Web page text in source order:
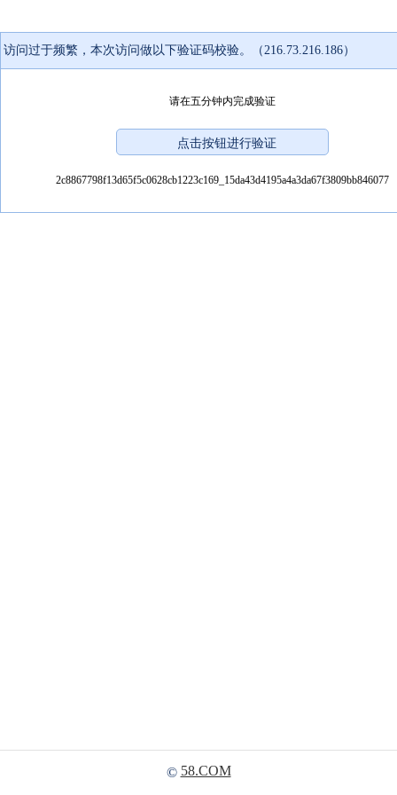
访问过于频繁，本次访问做以下验证码校验。（216.73.216.186）
请在五分钟内完成验证
2c8867798f13d65f5c0628cb1223c169_15da43d4195a4a3da67f3809bb846077
© 58.COM